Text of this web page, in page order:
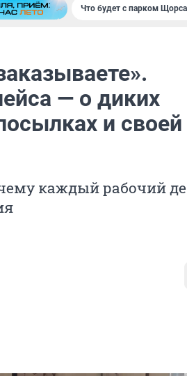
Что будет с парком
— о диких
и своей
каждый рабочий